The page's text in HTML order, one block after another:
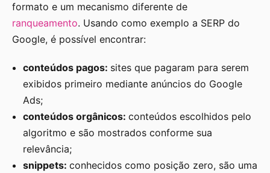
formato e um mecanismo diferente de
ranqueamento. Usando como exemplo a SERP do
Google, é possível encontrar:
conteúdos pagos: sites que pagaram para serem
exibidos primeiro mediante anúncios do Google
Ads;
conteúdos orgânicos: conteúdos escolhidos pelo
algoritmo e são mostrados conforme sua
relevância;
snippets: conhecidos como posição zero, são uma